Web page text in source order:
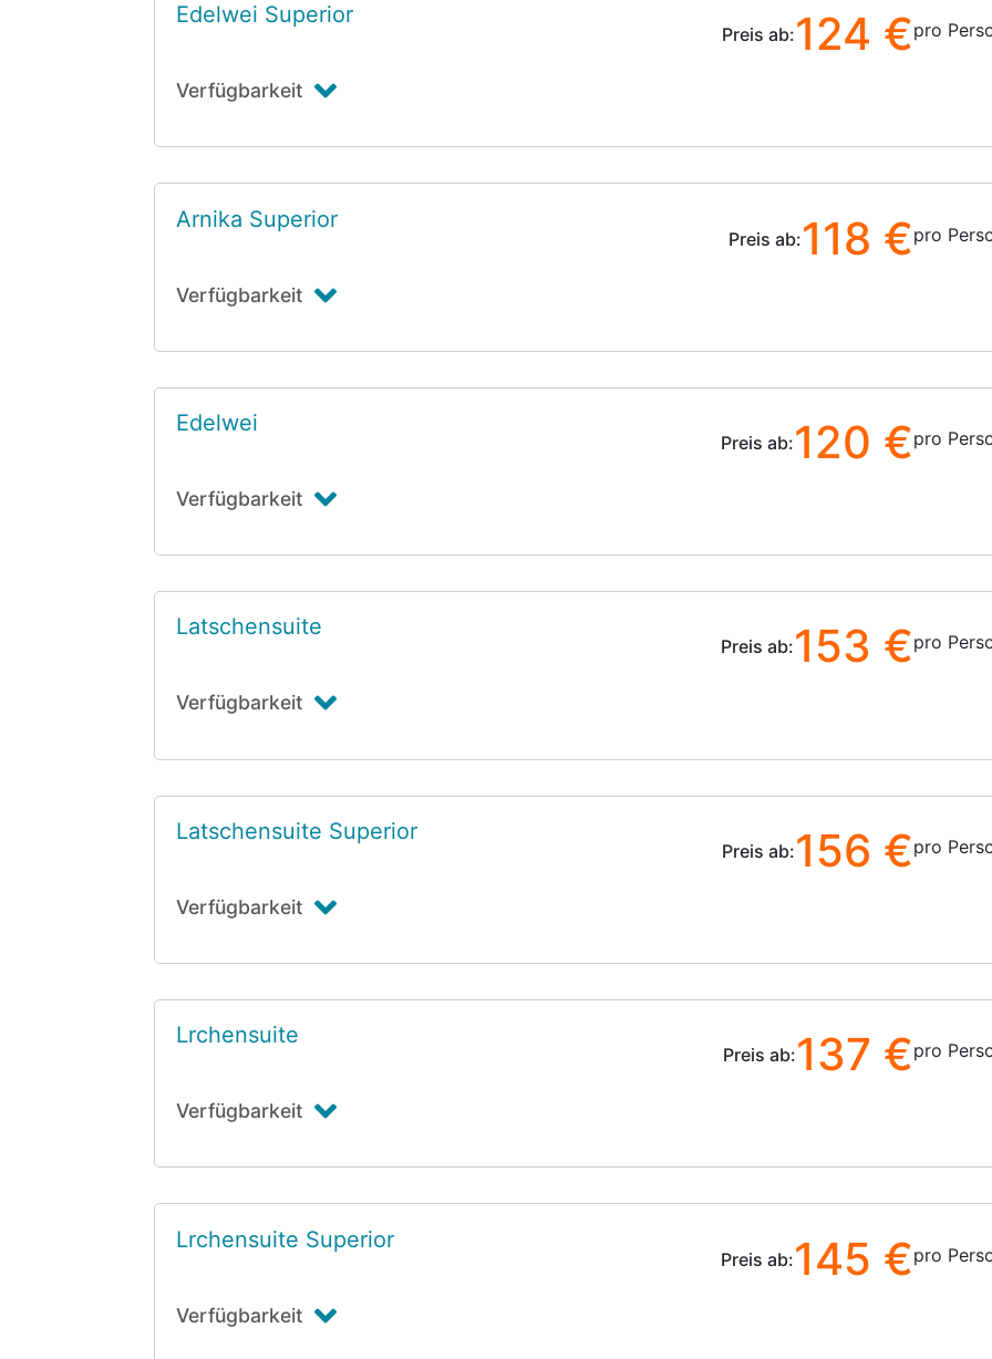
Edelwei Superior
Preis ab:124 €pro
Verfügbarkeit
Arnika Superior
Preis ab:118 €pro
Verfügbarkeit
Edelwei
Preis ab:120 €pro
Verfügbarkeit
Latschensuite
Preis ab:153 €pro
Verfügbarkeit
Latschensuite Superior
Preis ab:156 €pro
Verfügbarkeit
Lrchensuite
Preis ab:137 €pro
Verfügbarkeit
Lrchensuite Superior
Preis ab:145 €pro
Verfügbarkeit